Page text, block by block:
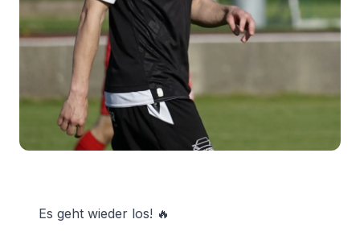
Es geht wieder los! 🔥